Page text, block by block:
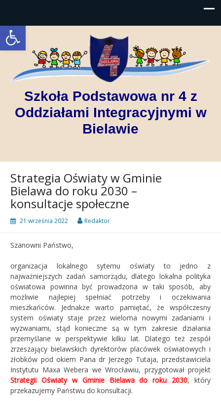
Open toolbar
Szkoła Podstawowa nr 4 z
Oddziałami Integracyjnymi w
Bielawie
Strategia Oświaty w Gminie
Bielawa do roku 2030 –
konsultacje społeczne
21 września 2022 Redaktor
Szanowni Państwo,
organizacja lokalnego sytemu oświaty to jedno z
najważniejszych zadań samorządu, dlatego lokalna polityka
oświatowa powinna być prowadzona w taki sposób, aby
możliwie najlepiej spełniać potrzeby i oczekiwania
mieszkańców. Jednakże warto pamiętać, że współczesny
system oświaty staje przez wieloma nowymi zadaniami i
wyzwaniami, stąd konieczne są w tym zakresie działania
przemyślane w perspektywie kilku lat. Dlatego też zespół
zrzeszający bielawskich dyrektorów placówek oświatowych i
żłobków pod okiem Pana dr Jerzego Tutaja, przedstawiciela
Instytutu Maxa Webera we Wrocławiu, przygotował projekt
Strategii Oświaty w Gminie Bielawa do roku 2030, który
przekazujemy Państwu do konsultacji.